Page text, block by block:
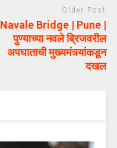
Older Post
Navale Bridge | Pune |
पुण्याच्या नवले ब्रिजवरील
अपघाताची मुख्यमंत्र्यांकडून
दखल